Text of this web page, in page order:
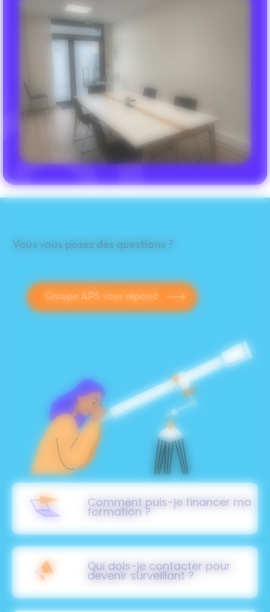
Vous vous posez des questions ?
Groupe APS vous répond
Comment puis-je financer ma
formation ?
Qui dois-je contacter pour
devenir surveillant ?